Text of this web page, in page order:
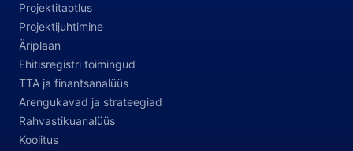
Projektitaotlus
Projektijuhtimine
Äriplaan
Ehitisregistri toimingud
TTA ja finantsanalüüs
Arengukavad ja strateegiad
Rahvastikuanalüüs
Koolitus